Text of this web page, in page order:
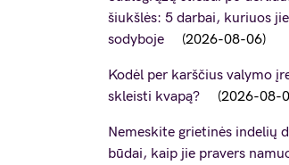
šiukšlės: 5 darbai, kuriuos
sodyboje
2026-08-06
Kodėl per karščius valymo
skleisti kvapą?
2026-08-
Nemeskite grietinės indelių
būdai, kaip jie pravers